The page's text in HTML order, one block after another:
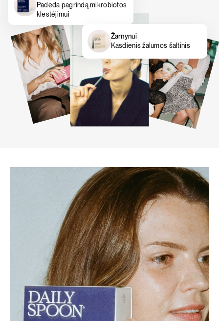
Padeda pagrindą mikrobiotos
klestėjimui
Žarnynui
Kasdienis žalumos šaltinis